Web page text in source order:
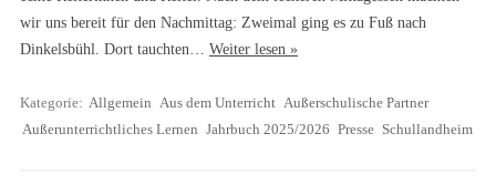
wir uns bereit für den Nachmittag: Zweimal ging es zu Fuß nach
Dinkelsbühl. Dort tauchten… Weiter lesen »
Kategorie: Allgemein Aus dem Unterricht Außerschulische Partner
Außerunterrichtliches Lernen Jahrbuch 2025/2026 Presse Schullandheim